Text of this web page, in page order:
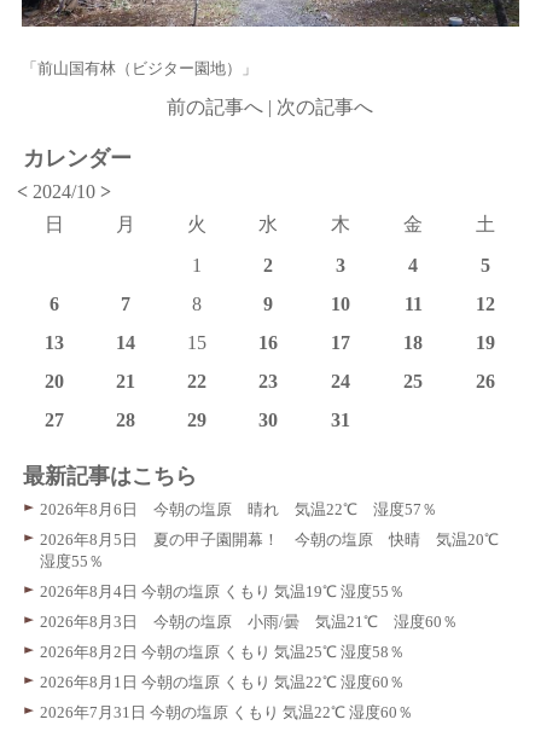
「前山国有林（ビジター園地）」
前の記事へ | 次の記事へ
カレンダー
< 2024/10>
日
月 火 水 木 金
土
1
2 3 4
5
6
7 8 9 10 11
12
13
14 15 16 17 18
19
20
21 22 23 24 25
26
27
28 29 30 31
最新記事はこちら
2026年8月6日 今朝の塩原 晴れ 気温22℃ 湿度57％
2026年8月5日 夏の甲子園開幕！ 今朝の塩原 快晴 気温20℃
湿度55％
2026年8月4日 今朝の塩原 くもり 気温19℃ 湿度55％
2026年8月3日 今朝の塩原 小雨/曇 気温21℃ 湿度60％
2026年8月2日 今朝の塩原 くもり 気温25℃ 湿度58％
2026年8月1日 今朝の塩原 くもり 気温22℃ 湿度60％
2026年7月31日 今朝の塩原 くもり 気温22℃ 湿度60％